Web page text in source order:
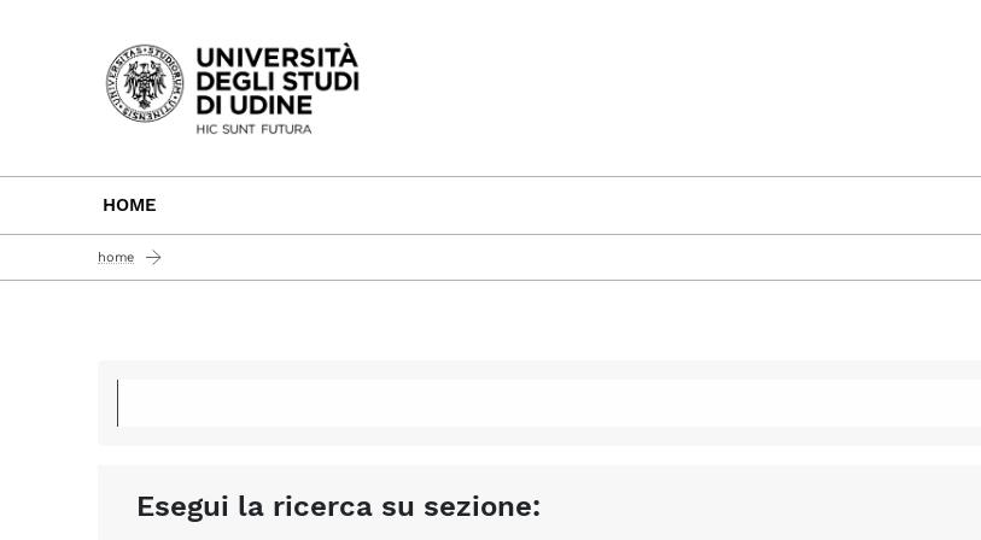
Passa al contenuto principale
HOME
home
Esegui la ricerca su sezione: